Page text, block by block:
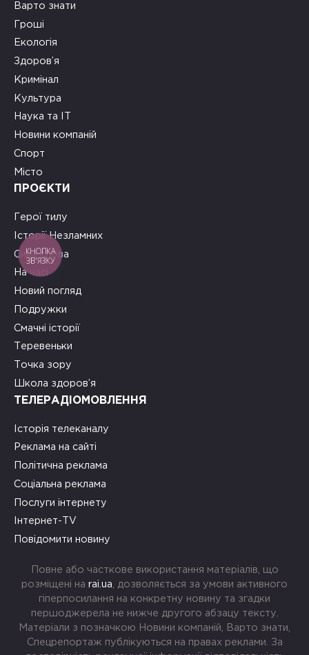
Варто знати
Гроші
Екологія
Здоров’я
Кримінал
Культура
Наука та ІТ
Новини компаній
Спорт
Місто
ПРОЄКТИ
Герої тилу
Історії Незламних
Сила слова
На часі
Новий погляд
Подружки
Смачні історії
Теревеньки
Точка зору
Школа здоров’я
ТЕЛЕРАДІОМОВЛЕННЯ
Історія телеканалу
Реклама на сайті
Політична реклама
Соціальна реклама
Послуги інтернету
Інтернет-TV
Повідомити новину
Повне або часткове використання матеріалів, що
розміщені на rai.ua , дозволяється за умови активного
гіперпосилання на конкретну новину та згадки
першоджерела не нижче другого абзацу тексту.
Матеріали з позначкою Новини компаній, Варто знати,
Спецрепортаж публікуються на правах реклами. За
КНОПКА
ЗВ'ЯЗКУ